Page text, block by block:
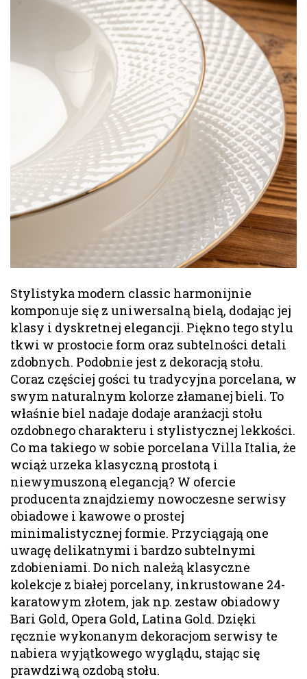
Stylistyka modern classic harmonijnie
komponuje się z uniwersalną bielą, dodając jej
klasy i dyskretnej elegancji. Piękno tego stylu
tkwi w prostocie form oraz subtelności detali
zdobnych. Podobnie jest z dekoracją stołu.
Coraz częściej gości tu tradycyjna porcelana, w
swym naturalnym kolorze złamanej bieli. To
właśnie biel nadaje dodaje aranżacji stołu
ozdobnego charakteru i stylistycznej lekkości.
Co ma takiego w sobie porcelana Villa Italia, że
wciąż urzeka klasyczną prostotą i
niewymuszoną elegancją? W ofercie
producenta znajdziemy nowoczesne serwisy
obiadowe i kawowe o prostej
minimalistycznej formie. Przyciągają one
uwagę delikatnymi i bardzo subtelnymi
zdobieniami. Do nich należą klasyczne
kolekcje z białej porcelany, inkrustowane 24-
karatowym złotem, jak np. zestaw obiadowy
Bari Gold, Opera Gold, Latina Gold. Dzięki
ręcznie wykonanym dekoracjom serwisy te
nabiera wyjątkowego wyglądu, stając się
prawdziwą ozdobą stołu.